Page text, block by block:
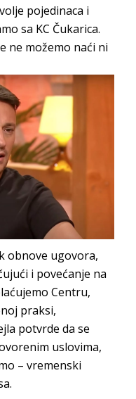
pojedinaca i
sa KC Čukarica.
ne možemo naći ni
obnove ugovora,
i povećanje na
Centru,
praksi,
potvrde da se
uslovima,
– vremenski